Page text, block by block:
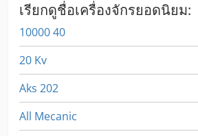
เรียกดูชื่อเครื่องจักรยอดนิยม:
10000 40
20 Kv
Aks 202
All Mecanic